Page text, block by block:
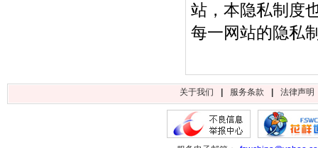
站，本隐私制度
每一网站的隐私
关于我们 服务条款 法律声明